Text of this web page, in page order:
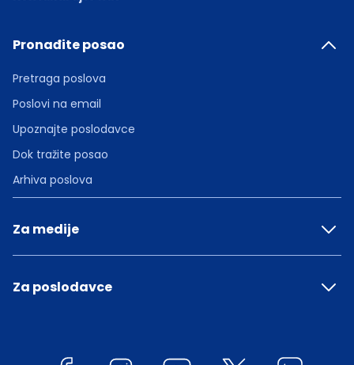
Pronađite posao
Pretraga poslova
Poslovi na email
Upoznajte poslodavce
Dok tražite posao
Arhiva poslova
Za medije
Za poslodavce